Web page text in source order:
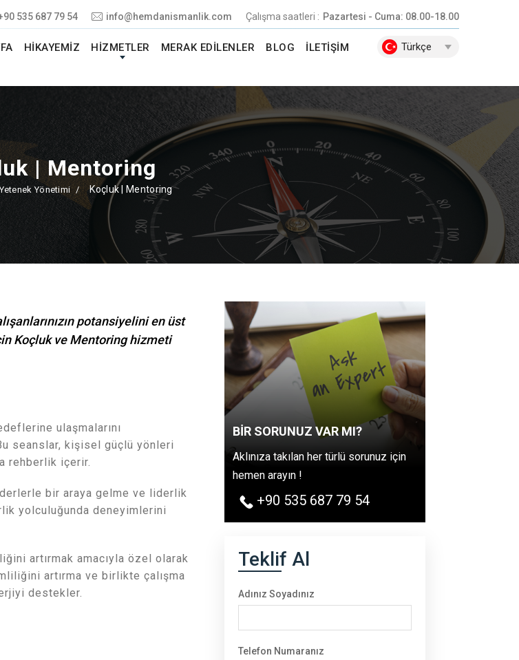
535 687 79 54 info@hemdanismanlik.com Çalışma saatleri : Pazartesi - Cuma: 08.00-18.00
HIKAYEMIZ HIZMETLER MERAK EDILENLER BLOG İLETIŞIM Türkçe
| Mentoring
Yönetimi Koçluk | Mentoring
potansiyelini en üst
Koçluk ve Mentoring hizmeti
ulaşmalarını
seanslar, kişisel güçlü yönleri
rehberlik içerir.
bir araya gelme ve liderlik
yolculuğunda deneyimlerini
artırmak amacıyla özel olarak
artırma ve birlikte çalışma
destekler.
BİR SORUNUZ VAR MI?
Aklınıza takılan her türlü sorunuz için
hemen arayın !
+90 535 687 79 54
Teklif Al
Adınız Soyadınız
Telefon Numaranız